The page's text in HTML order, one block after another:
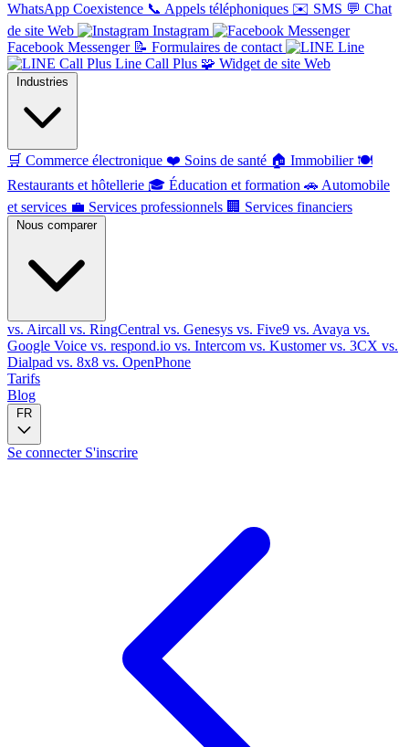
WhatsApp Coexistence 📞 Appels téléphoniques ✉️ SMS 💬 Chat
de site Web
Instagram
Facebook Messenger 📝 Formulaires de contact
Line
Line Call Plus 🧩 Widget de site Web
Industries
🛒 Commerce électronique ❤️ Soins de santé 🏠 Immobilier 🍽️
Restaurants et hôtellerie 🎓 Éducation et formation 🚗 Automobile
et services 💼 Services professionnels 🏢 Services financiers
Nous comparer
vs. Aircall vs. RingCentral vs. Genesys vs. Five9 vs. Avaya vs.
Google Voice vs. respond.io vs. Intercom vs. Kustomervs. 3CX vs.
Dialpad vs. 8x8 vs. OpenPhone
Tarifs
Blog
FR
Se connecter S'inscrire